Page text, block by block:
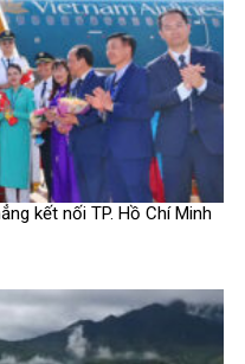
kết nối TP. Hồ Chí Minh